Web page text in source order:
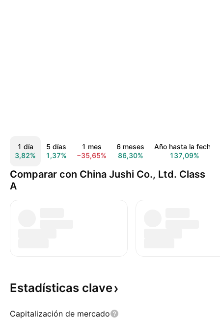
1 día
3,82%
5 días
1,37%
1 mes
−35,65%
6 meses
86,30%
Año hasta la fecha
137,09%
Comparar con China Jushi Co., Ltd. Class
A
Estadísticas clave
Capitalización de mercado